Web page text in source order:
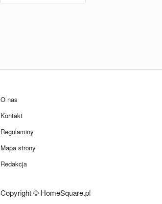
O nas
Kontakt
Regulaminy
Mapa strony
Redakcja
Copyright © HomeSquare.pl